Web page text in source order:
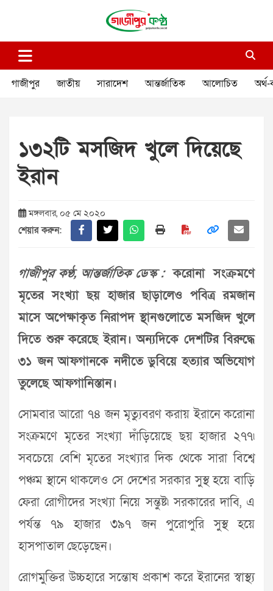
গাজীপুর কণ্ঠ
গাজীপুর জাতীয় সারাদেশ আন্তর্জাতিক আলোচিত অর্থ-
১৩২টি মসজিদ খুলে দিয়েছে
ইরান
মঙ্গলবার, ০৫ মে ২০২০
শেয়ার করুন:
গাজীপুর কণ্ঠ, আন্তর্জাতিক ডেস্ক :করোনা সংক্রমণে
মৃতের সংখ্যা ছয় হাজার ছাড়ালেও পবিত্র রমজান
মাসে অপেক্ষাকৃত নিরাপদ স্থানগুলোতে মসজিদ খুলে
দিতে শুরু করেছে ইরান। অন্যদিকে দেশটির বিরুদ্ধে
৩১ জন আফগানকে নদীতে ডুবিয়ে হত্যার অভিযোগ
তুলেছে আফগানিস্তান।
সোমবার আরো ৭৪ জন মৃত্যুবরণ করায় ইরানে করোনা
সংক্রমণে মৃতের সংখ্যা দাঁড়িয়েছে ছয় হাজার ২৭৭৷
সবচেয়ে বেশি মৃতের সংখ্যার দিক থেকে সারা বিশ্বে
পঞ্চম স্থানে থাকলেও সে দেশের সরকার সুস্থ হয়ে বাড়ি
ফেরা রোগীদের সংখ্যা নিয়ে সন্তুষ্ট৷ সরকারের দাবি, এ
পর্যন্ত ৭৯ হাজার ৩৯৭ জন পুরোপুরি সুস্থ হয়ে
হাসপাতাল ছেড়েছেন।
রোগমুক্তির উচ্চহারে সন্তোষ প্রকাশ করে ইরানের স্বাস্থ্য